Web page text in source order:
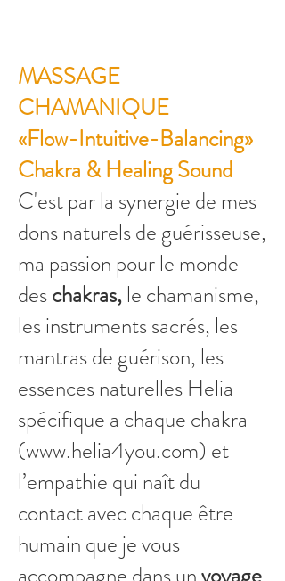
MASSAGE
CHAMANIQUE
«Flow-Intuitive-Balancing»
Chakra & Healing Sound
​C'est par la synergie de mes
dons naturels de guérisseuse,
ma passion pour le monde
deschakras,le chamanisme,
les instruments sacrés, les
mantras de guérison, les
essences naturelles Helia
spécifique a chaque chakra
(www.helia4you.com) et
l’empathie qui naît du
contact avec chaque être
humain que je vous